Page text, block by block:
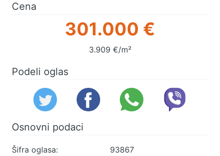
Cena
301.000 €
3.909 €/m²
Podeli oglas
Osnovni podaci
Šifra oglasa:
93867